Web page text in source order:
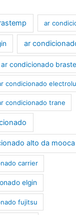
ar
ar
condicionado
condicionado
condicionado trane
alto da mooca
carrier
elgin
fujitsu